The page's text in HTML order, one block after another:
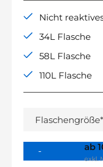
Nicht
34L Flasche
58L Flasche
110L Flasche
ab
exkl.